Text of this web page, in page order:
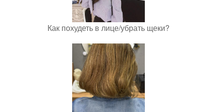
Как похудеть в лице/убрать щеки?